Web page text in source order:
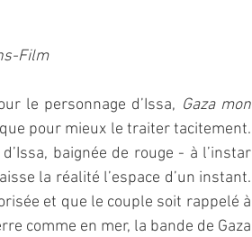
Film
le personnage d’Issa, Gaza mon
pour mieux le traiter tacitement.
baignée de rouge - à l’instar
la réalité l’espace d’un instant.
et que le couple soit rappelé à
comme en mer, la bande de Gaza